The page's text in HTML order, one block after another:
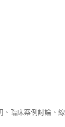
、臨床案例討論、線